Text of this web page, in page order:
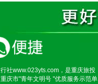
社www.023yts.com，是重庆旅投
庆市"青年文明号 "优质服务示范单